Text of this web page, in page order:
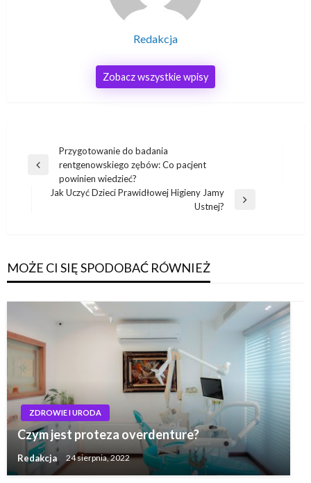
Redakcja
Zobacz wszystkie wpisy
Nawigacja
wpisu
Poprzedni
Przygotowanie do badania
rentgenowskiego zębów: Co pacjent
powinien wiedzieć?
Jak Uczyć Dzieci Prawidłowej Higieny Jamy
Ustnej?
MOŻE CI SIĘ SPODOBAĆ RÓWNIEŻ
ZDROWIE I URODA
Czym jest proteza overdenture?
Redakcja 24 sierpnia, 2022